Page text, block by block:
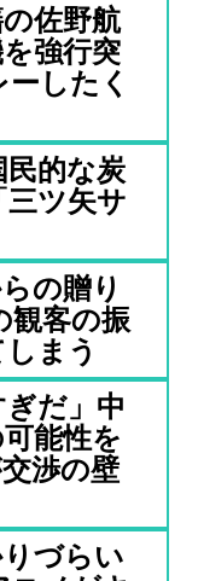
佐野航
強行突
したく
的な炭
三ツ矢サ
の贈り
観客の振
まう
だ」中
能性を
渉の壁
づらい